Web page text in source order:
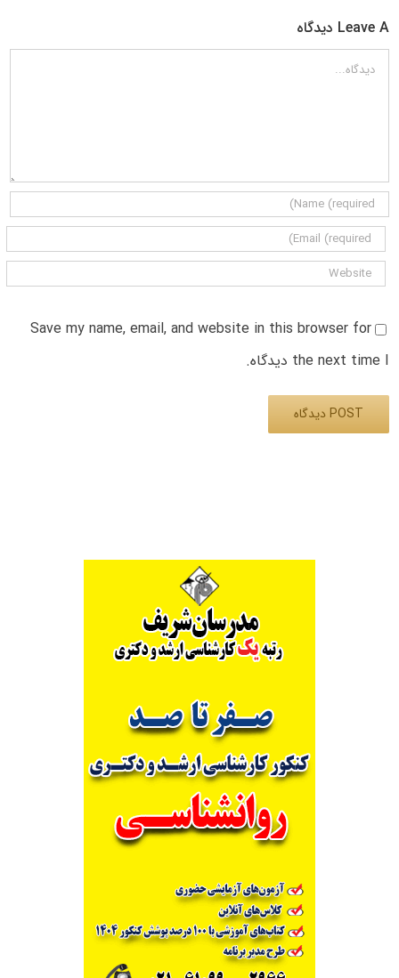
Leave A دیدگاه
دیدگاه
Save my name, email, and website in this browser for
the next time I دیدگاه.